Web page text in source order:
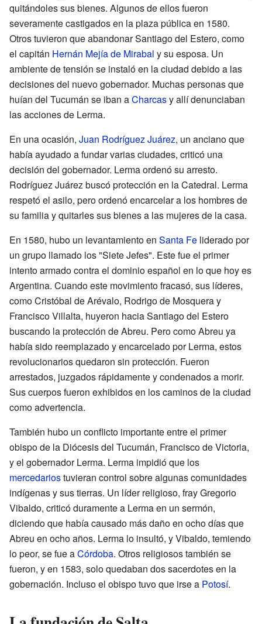
quitándoles sus bienes. Algunos de ellos fueron
severamente castigados en la plaza pública en 1580.
Otros tuvieron que abandonar Santiago del Estero, como
el capitán Hernán Mejía de Mirabal y su esposa. Un
ambiente de tensión se instaló en la ciudad debido a las
decisiones del nuevo gobernador. Muchas personas que
huían del Tucumán se iban aCharcasy allí denunciaban
las acciones de Lerma.
En una ocasión, Juan Rodríguez Juárez, un anciano que
había ayudado a fundar varias ciudades, criticó una
decisión del gobernador. Lerma ordenó su arresto.
Rodríguez Juárez buscó protección en la Catedral. Lerma
respetó el asilo, pero ordenó encarcelar a los hombres de
su familia y quitarles sus bienes a las mujeres de la casa.
En 1580, hubo un levantamiento en Santa Fe liderado por
un grupo llamado los "Siete Jefes". Este fue el primer
intento armado contra el dominio español en lo que hoy es
Argentina. Cuando este movimiento fracasó, sus líderes,
como Cristóbal de Arévalo, Rodrigo de Mosquera y
Francisco Villalta, huyeron hacia Santiago del Estero
buscando la protección de Abreu. Pero como Abreu ya
había sido reemplazado y encarcelado por Lerma, estos
revolucionarios quedaron sin protección. Fueron
arrestados, juzgados rápidamente y condenados a morir.
Sus cuerpos fueron exhibidos en los caminos de la ciudad
como advertencia.
También hubo un conflicto importante entre el primer
obispo de la Diócesis del Tucumán, Francisco de Victoria,
y el gobernador Lerma. Lerma impidió que los
mercedariostuvieran control sobre algunas comunidades
indígenas y sus tierras. Un líder religioso, fray Gregorio
Vibaldo, criticó duramente a Lerma en un sermón,
diciendo que había causado más daño en ocho días que
Abreu en ocho años. Lerma lo insultó, y Vibaldo, temiendo
lo peor, se fue aCórdoba. Otros religiosos también se
fueron, y en 1583, solo quedaban dos sacerdotes en la
gobernación. Incluso el obispo tuvo que irse a Potosí.